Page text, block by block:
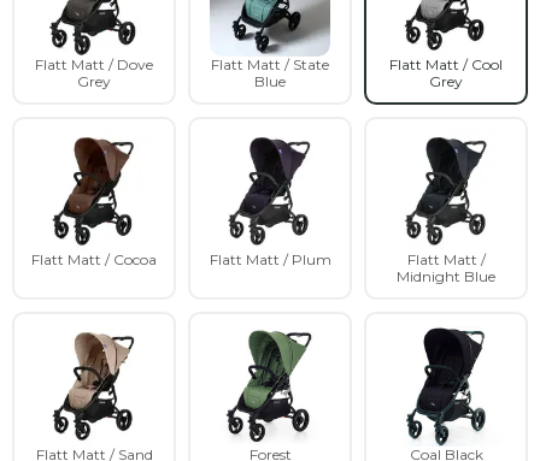
Flatt Matt / Dove
Grey
Flatt Matt / State
Blue
Flatt Matt / Cool
Grey
Flatt Matt / Cocoa Flatt Matt / Plum
Flatt Matt /
Midnight Blue
Flatt Matt / Sand Forest Coal Black